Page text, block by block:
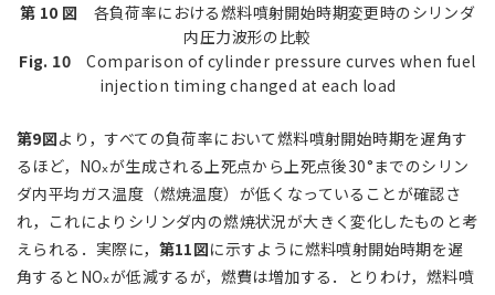
第 10 図 各負荷率における燃料噴射開始時期変更時のシリンダ
内圧力波形の比較
Fig. 10 Comparison of cylinder pressure curves when fuel
injection timing changed at each load
第9図より，すべての負荷率において燃料噴射開始時期を遅角す
るほど，NOⅹが生成される上死点から上死点後30°までのシリン
ダ内平均ガス温度（燃焼温度）が低くなっていることが確認さ
れ，これによりシリンダ内の燃焼状況が大きく変化したものと考
えられる．実際に， 第11図に示すように燃料噴射開始時期を遅
角するとNOⅹが低減するが，燃費は増加する．とりわけ，燃料噴